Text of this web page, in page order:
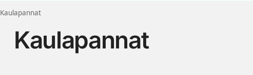
Kaulapannat
Kaulapannat